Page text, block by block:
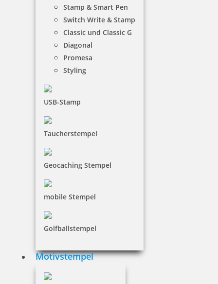
Stamp & Smart Pen
Switch Write & Stamp
Classic und Classic G
Diagonal
Promesa
Styling
USB-Stamp
Taucherstempel
Geocaching Stempel
mobile Stempel
Golfballstempel
Motivstempel
Trodat Printy 4816 Doppeldatum
Trodat Printy 4810 Datumstempel Englisch 20x3,8 mm, Kissen in